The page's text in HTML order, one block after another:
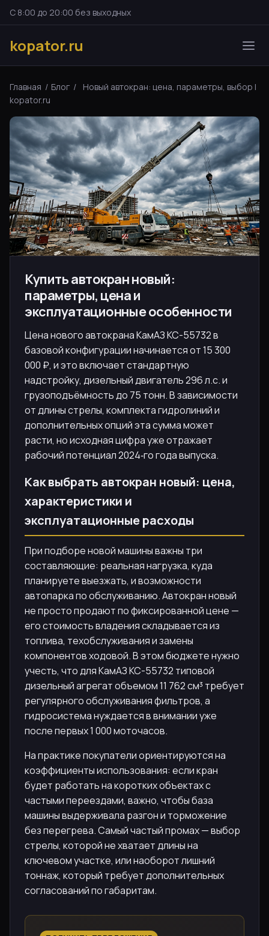
С 8:00 до 20:00 без выходных
kopator.ru
Главная / Блог /
Новый автокран: цена, параметры, выбор |
kopator.ru
Купить автокран новый:
параметры, цена и
эксплуатационные особенности
Цена нового автокрана КамАЗ КС-55732 в
базовой конфигурации начинается от 15 300
000 ₽, и это включает стандартную
надстройку, дизельный двигатель 296 л.с. и
грузоподъёмность до 75 тонн. В зависимости
от длины стрелы, комплекта гидролиний и
дополнительных опций эта сумма может
расти, но исходная цифра уже отражает
рабочий потенциал 2024‑го года выпуска.
Как выбрать автокран новый: цена,
характеристики и
эксплуатационные расходы
При подборе новой машины важны три
составляющие: реальная нагрузка, куда
планируете выезжать, и возможности
автопарка по обслуживанию. Автокран новый
не просто продают по фиксированной цене —
его стоимость владения складывается из
топлива, техобслуживания и замены
компонентов ходовой. В этом бюджете нужно
учесть, что для КамАЗ КС-55732 типовой
дизельный агрегат объемом 11 762 см³ требует
регулярного обслуживания фильтров, а
гидросистема нуждается в внимании уже
после первых 1 000 моточасов.
На практике покупатели ориентируются на
коэффициенты использования: если кран
будет работать на коротких объектах с
частыми переездами, важно, чтобы база
машины выдерживала разгон и торможение
без перегрева. Самый частый промах — выбор
стрелы, которой не хватает длины на
ключевом участке, или наоборот лишний
тоннаж, который требует дополнительных
согласований по габаритам.